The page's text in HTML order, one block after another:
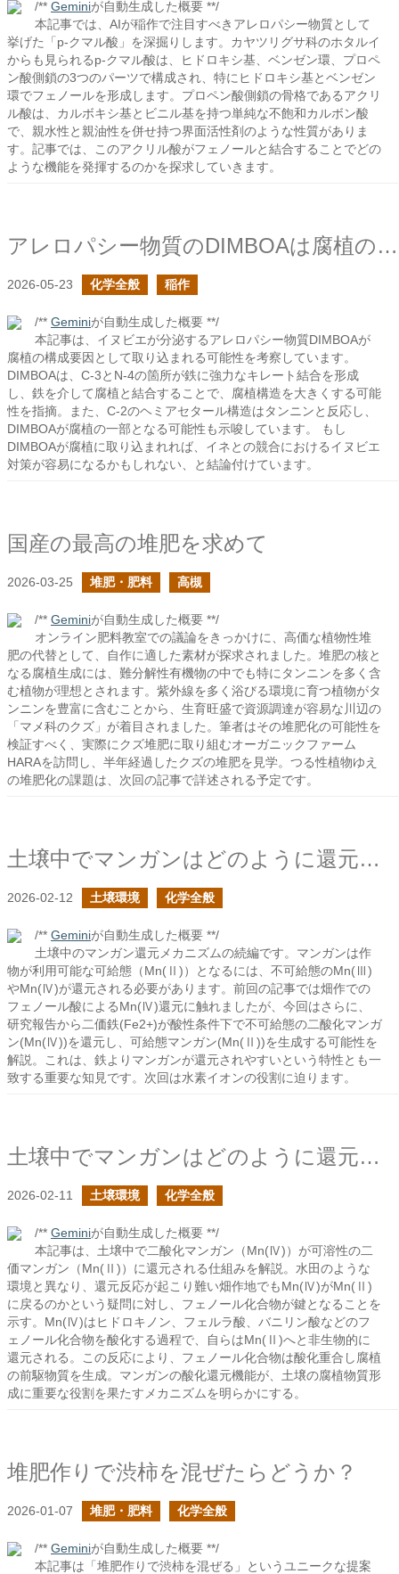
/** Geminiが自動生成した概要 **/
本記事では、AIが稲作で注目すべきアレロパシー物質として
挙げた「p-クマル酸」を深掘りします。カヤツリグサ科のホタルイ
からも見られるp-クマル酸は、ヒドロキシ基、ベンゼン環、プロペ
ン酸側鎖の3つのパーツで構成され、特にヒドロキシ基とベンゼン
環でフェノールを形成します。プロペン酸側鎖の骨格であるアクリ
ル酸は、カルボキシ基とビニル基を持つ単純な不飽和カルボン酸
で、親水性と親油性を併せ持つ界面活性剤のような性質がありま
す。記事では、このアクリル酸がフェノールと結合することでどの
ような機能を発揮するのかを探求していきます。
アレロパシー物質のDIMBOAは腐植の構成要因として取り込まれるか？
2026-05-23 化学全般 稲作
/** Geminiが自動生成した概要 **/
本記事は、イヌビエが分泌するアレロパシー物質DIMBOAが
腐植の構成要因として取り込まれる可能性を考察しています。
DIMBOAは、C-3とN-4の箇所が鉄に強力なキレート結合を形成
し、鉄を介して腐植と結合することで、腐植構造を大きくする可能
性を指摘。また、C-2のヘミアセタール構造はタンニンと反応し、
DIMBOAが腐植の一部となる可能性も示唆しています。 もし
DIMBOAが腐植に取り込まれれば、イネとの競合におけるイヌビエ
対策が容易になるかもしれない、と結論付けています。
国産の最高の堆肥を求めて
2026-03-25 堆肥・肥料 高槻
/** Geminiが自動生成した概要 **/
オンライン肥料教室での議論をきっかけに、高価な植物性堆
肥の代替として、自作に適した素材が探求されました。堆肥の核と
なる腐植生成には、難分解性有機物の中でも特にタンニンを多く含
む植物が理想とされます。紫外線を多く浴びる環境に育つ植物がタ
ンニンを豊富に含むことから、生育旺盛で資源調達が容易な川辺の
「マメ科のクズ」が着目されました。筆者はその堆肥化の可能性を
検証すべく、実際にクズ堆肥に取り組むオーガニックファーム
HARAを訪問し、半年経過したクズの堆肥を見学。つる性植物ゆえ
の堆肥化の課題は、次回の記事で詳述される予定です。
土壌中でマンガンはどのように還元されるか？の続き
2026-02-12 土壌環境 化学全般
/** Geminiが自動生成した概要 **/
土壌中のマンガン還元メカニズムの続編です。マンガンは作
物が利用可能な可給態（Mn(Ⅱ)）となるには、不可給態のMn(Ⅲ)
やMn(Ⅳ)が還元される必要があります。前回の記事では畑作での
フェノール酸によるMn(Ⅳ)還元に触れましたが、今回はさらに、
研究報告から二価鉄(Fe2+)が酸性条件下で不可給態の二酸化マンガ
ン(Mn(Ⅳ))を還元し、可給態マンガン(Mn(Ⅱ))を生成する可能性を
解説。これは、鉄よりマンガンが還元されやすいという特性とも一
致する重要な知見です。次回は水素イオンの役割に迫ります。
土壌中でマンガンはどのように還元されるか？
2026-02-11 土壌環境 化学全般
/** Geminiが自動生成した概要 **/
本記事は、土壌中で二酸化マンガン（Mn(Ⅳ)）が可溶性の二
価マンガン（Mn(Ⅱ)）に還元される仕組みを解説。水田のような
環境と異なり、還元反応が起こり難い畑作地でもMn(Ⅳ)がMn(Ⅱ)
に戻るのかという疑問に対し、フェノール化合物が鍵となることを
示す。Mn(Ⅳ)はヒドロキノン、フェルラ酸、バニリン酸などのフ
ェノール化合物を酸化する過程で、自らはMn(Ⅱ)へと非生物的に
還元される。この反応により、フェノール化合物は酸化重合し腐植
の前駆物質を生成。マンガンの酸化還元機能が、土壌の腐植物質形
成に重要な役割を果たすメカニズムを明らかにする。
堆肥作りで渋柿を混ぜたらどうか？
2026-01-07 堆肥・肥料 化学全般
/** Geminiが自動生成した概要 **/
本記事は「堆肥作りで渋柿を混ぜる」というユニークな提案